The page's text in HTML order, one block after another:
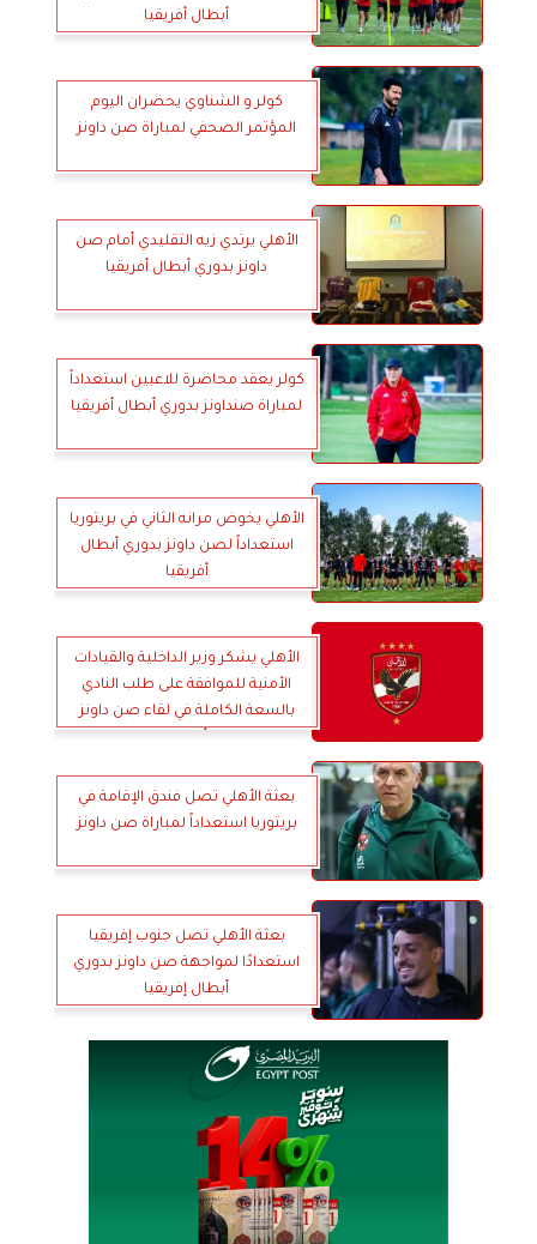
أبطال أفريقيا
كولر و الشناوي يحضران اليوم
المؤتمر الصحفي لمباراة صن داونز
الأهلي يرتدي زيه التقليدي أمام صن
داونز بدوري أبطال أفريقيا
كولر يعقد محاضرة للاعبين استعداداً
لمباراة صنداونز بدوري أبطال أفريقيا
الأهلي يخوض مرانه الثاني في بريتوريا
استعداداً لصن داونز بدوري أبطال
أفريقيا
الأهلي يشكر وزير الداخلية والقيادات
الأمنية للموافقة على طلب النادي
بالسعة الكاملة في لقاء صن داونز
بعثة الأهلي تصل فندق الإقامة في
بريتوريا استعداداً لمباراة صن داونز
بعثة الأهلي تصل جنوب إفريقيا
استعدادًا لمواجهة صن داونز بدوري
أبطال إفريقيا